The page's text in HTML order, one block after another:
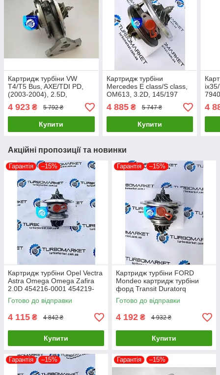
Картридж турбіни VW
T4/T5 Bus, AXE/TDI PD,
(2003-2004), 2.5D,
128/174 720931-0002
4 923 ₴ 5 792 ₴
Купити
Картридж турбіни
Mercedes E class/S class,
OM613, 3.2D, 145/197
711017-0001, 711017-
0002, 711017-0003
4 885₴ 5 747 ₴
Купити
для
4
Акційні пропозиції та новинки
Гарантія –15%
Картридж турбіни Opel Vectra
Astra Omega Omega Zafira
2.0D 454216-0001 454219-
0002 454219-0005
Готово до відправки
4 115 ₴ 4 842 ₴
Купити
Гарантія –15%
Картридж турбіни FORD
Mondeo картридж турбіни
форд Transit Duratorq
726194-0005 726194-0004
726194-0003
Готово до відправки
4 192 ₴ 4 932 ₴
Купити
Гарантія –15% Гарантія –15%